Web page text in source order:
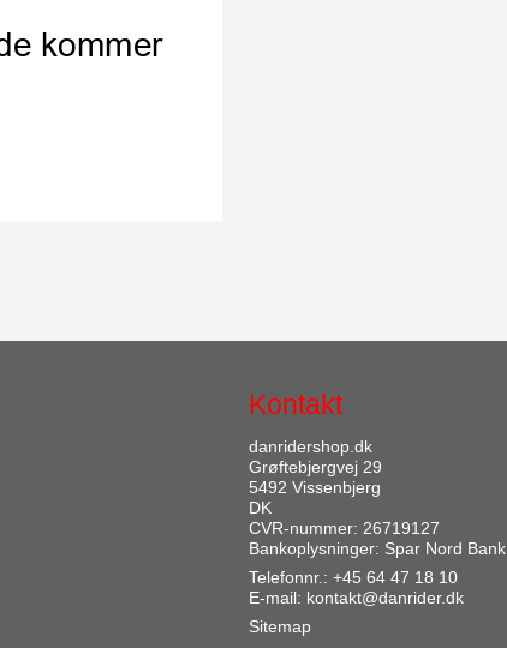
Kontakt
danridershop.dk
Grøftebjergvej 29
5492 Vissenbjerg
DK
CVR-nummer: 26719127
Bankoplysninger: Spar Nord Bank
Telefonnr.: +45 64 47 18 10
E-mail: kontakt@danrider.dk
Sitemap